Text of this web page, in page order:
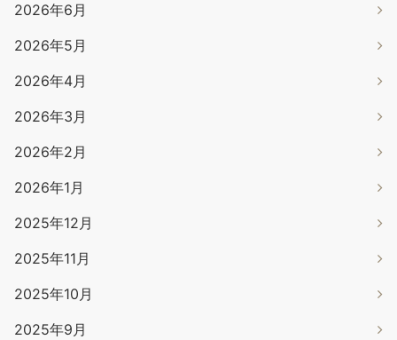
2026年6月
2026年5月
2026年4月
2026年3月
2026年2月
2026年1月
2025年12月
2025年11月
2025年10月
2025年9月